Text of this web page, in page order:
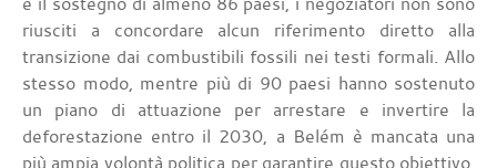
riusciti a concordare alcun riferimento diretto alla
transizione dai combustibili fossili nei testi formali. Allo
stesso modo, mentre più di 90 paesi hanno sostenuto
un piano di attuazione per arrestare e invertire la
deforestazione entro il 2030, a Belém è mancata una
più ampia volontà politica per garantire questo obiettivo,